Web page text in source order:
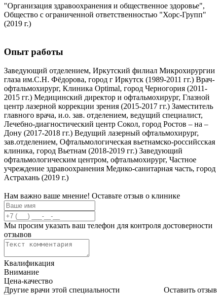
"Организация здравоохранения и общественное здоровье",
Общество с ограниченной ответственностью "Хорс-Групп"
(2019 г.)
Опыт работы
Заведующий отделением, Иркутский филиал Микрохирургии
глаза им.С.Н. Фёдорова, город г Иркутск (1989-2011 гг.) Врач-
офтальмохирург, Клиника Optimal, город Черногория (2011-
2015 гг.) Медицинский директор и офтальмохирург, Глазной
центр лазерной коррекции зрения (2015-2017 гг.) Заместитель
главного врача, и.о. зав. отделением, ведущий специалист,
Лечебно-диагностический центр Сокол, город Ростов – на –
Дону (2017-2018 гг.) Ведущий лазерный офтальмохирург,
зав.отделением, Офтальмологическая вьетнамско-российсская
клиника, город Вьетнам (2018-2019 гг.) Заведующий
офтальмологическим центром, офтальмохирург, Частное
учреждение здравоохранения Медико-санитарная часть, город
Астрахань (2019 г.)
Нам важно ваше мнение! Оставьте отзыв о клинике
Мы просим указать ваш телефон для контроля достоверности
отзывов
Квалификация
Внимание
Цена-качество
Оставить отзыв
Другие врачи этой специальности